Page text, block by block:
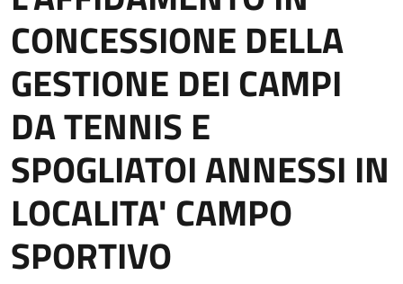
CONCESSIONE DELLA
GESTIONE DEI CAMPI
DA TENNIS E
SPOGLIATOI ANNESSI IN
LOCALITA' CAMPO
SPORTIVO